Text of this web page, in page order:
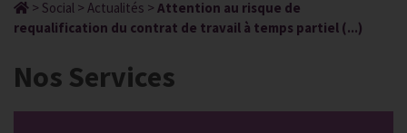
> Social > Actualités > Attention au risque de
requalification du contrat de travail à temps partiel (...)
Nos Services